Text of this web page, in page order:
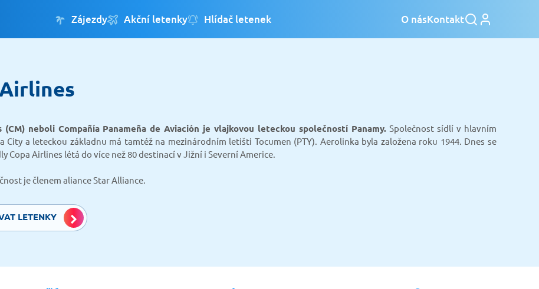
Zájezdy Akční letenky Hlídač letenek O násKontakt
(CM) neboli Compañía Panameña de Aviación je vlajkovou leteckou společností Panamy.Společnost sídlí v hlavním
City a leteckou základnu má tamtéž na mezinárodním letišti Tocumen (PTY). Aerolinka byla založena roku 1944. Dnes se
Copa Airlines létá do více než 80 destinací v Jižní i Severní Americe.
je členem aliance Star Alliance.
LETENKY